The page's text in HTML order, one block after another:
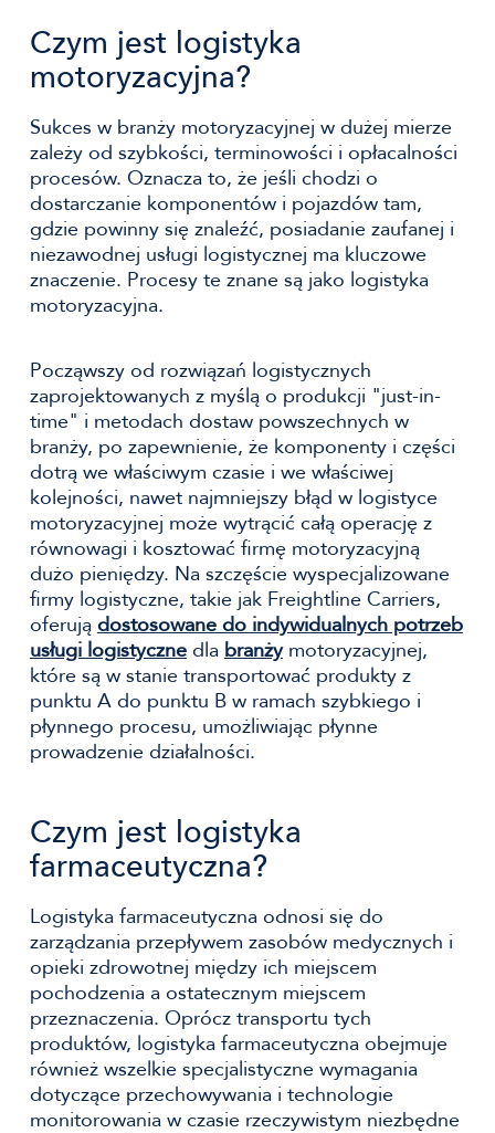
Czym jest logistyka
motoryzacyjna?
Sukces w branży motoryzacyjnej w dużej mierze
zależy od szybkości, terminowości i opłacalności
procesów. Oznacza to, że jeśli chodzi o
dostarczanie komponentów i pojazdów tam,
gdzie powinny się znaleźć, posiadanie zaufanej i
niezawodnej usługi logistycznej ma kluczowe
znaczenie. Procesy te znane są jako logistyka
motoryzacyjna.
Począwszy od rozwiązań logistycznych
zaprojektowanych z myślą o produkcji "just-in-
time" i metodach dostaw powszechnych w
branży, po zapewnienie, że komponenty i części
dotrą we właściwym czasie i we właściwej
kolejności, nawet najmniejszy błąd w logistyce
motoryzacyjnej może wytrącić całą operację z
równowagi i kosztować firmę motoryzacyjną
dużo pieniędzy. Na szczęście wyspecjalizowane
firmy logistyczne, takie jak Freightline Carriers,
oferują dostosowane do indywidualnych potrzeb
usługi logistycznedla branżymotoryzacyjnej,
które są w stanie transportować produkty z
punktu A do punktu B w ramach szybkiego i
płynnego procesu, umożliwiając płynne
prowadzenie działalności.
Czym jest logistyka
farmaceutyczna?
Logistyka farmaceutyczna odnosi się do
zarządzania przepływem zasobów medycznych i
opieki zdrowotnej między ich miejscem
pochodzenia a ostatecznym miejscem
przeznaczenia. Oprócz transportu tych
produktów, logistyka farmaceutyczna obejmuje
również wszelkie specjalistyczne wymagania
dotyczące przechowywania i technologie
monitorowania w czasie rzeczywistym niezbędne